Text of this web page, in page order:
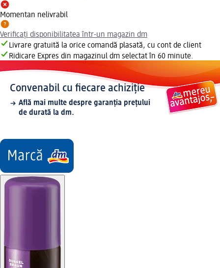
Momentan nelivrabil
Verificați disponibilitatea într-un magazin dm
Livrare gratuită la orice comandă plasată, cu cont de client
Ridicare Expres din magazinul dm selectat în 60 minute.
Convenabil cu fiecare achiziție
Află mai multe despre garanția prețului
de durată la dm.